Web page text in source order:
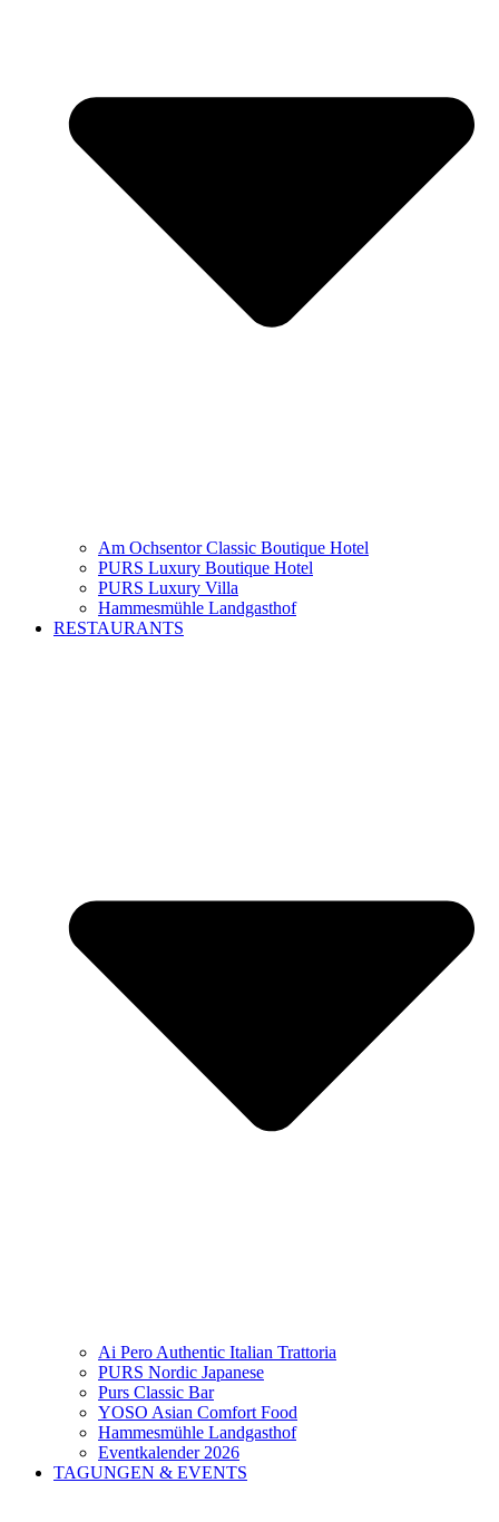
Am Ochsentor Classic Boutique Hotel
PURS Luxury Boutique Hotel
PURS Luxury Villa
Hammesmühle Landgasthof
RESTAURANTS
Ai Pero Authentic Italian Trattoria
PURS Nordic Japanese
Purs Classic Bar
YOSO Asian Comfort Food
Hammesmühle Landgasthof
Eventkalender 2026
TAGUNGEN & EVENTS